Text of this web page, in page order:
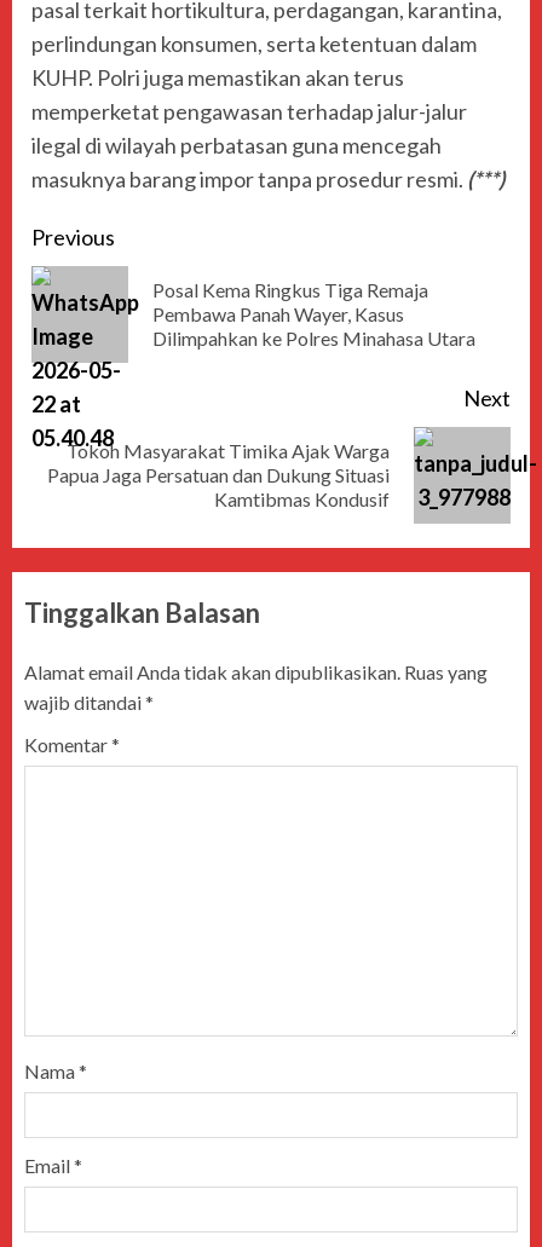
pasal terkait hortikultura, perdagangan, karantina,
perlindungan konsumen, serta ketentuan dalam
KUHP. Polri juga memastikan akan terus
memperketat pengawasan terhadap jalur-jalur
ilegal di wilayah perbatasan guna mencegah
masuknya barang impor tanpa prosedur resmi. (***)
Previous
Posal Kema Ringkus Tiga Remaja
Pembawa Panah Wayer, Kasus
Dilimpahkan ke Polres Minahasa Utara
Next
Tokoh Masyarakat Timika Ajak Warga
Papua Jaga Persatuan dan Dukung Situasi
Kamtibmas Kondusif
Tinggalkan Balasan
Alamat email Anda tidak akan dipublikasikan. Ruas yang
wajib ditandai*
Komentar*
Nama*
Email*